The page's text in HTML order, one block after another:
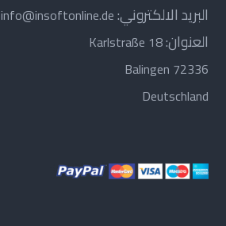
البريد الالكتروني:info@insoftonline.de
العنوان:Karlstraße 18
72336 Balingen
Deutschland